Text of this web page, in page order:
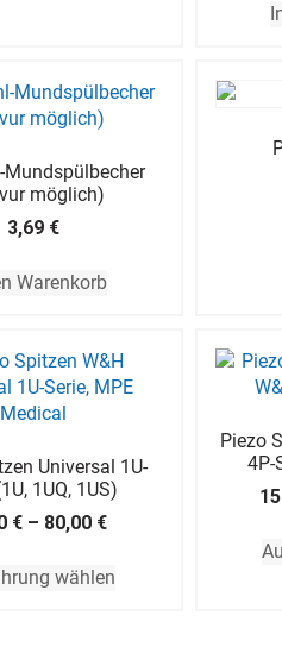
Mundspülbecher
möglich)
3,69 €
Warenkorb
Universal 1U-
1UQ, 1US)
€ – 80,00 €
wählen
Piezo
4P-